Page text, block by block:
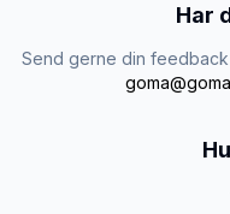
Har
Send gerne din